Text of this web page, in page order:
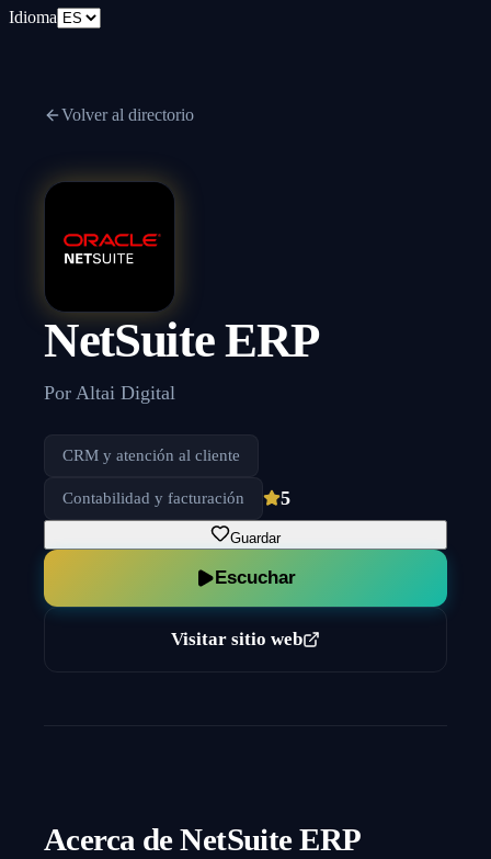
Idioma
Volver al directorio
NetSuite ERP
Por Altai Digital
CRM y atención al cliente
Contabilidad y facturación 5
Guardar
Escuchar
Visitar sitio web
Acerca de NetSuite ERP